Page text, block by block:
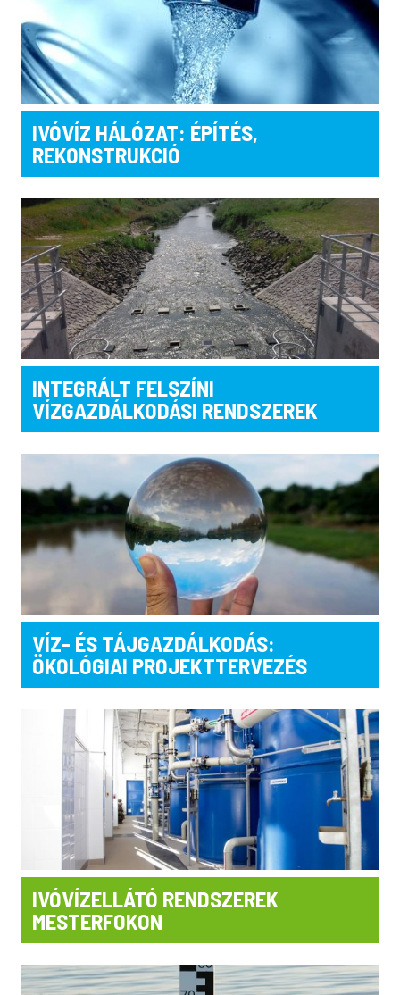
IVÓVÍZ HÁLÓZAT: ÉPÍTÉS,
REKONSTRUKCIÓ
INTEGRÁLT FELSZÍNI
VÍZGAZDÁLKODÁSI RENDSZEREK
VÍZ- ÉS TÁJGAZDÁLKODÁS:
ÖKOLÓGIAI PROJEKTTERVEZÉS
IVÓVÍZELLÁTÓ RENDSZEREK
MESTERFOKON